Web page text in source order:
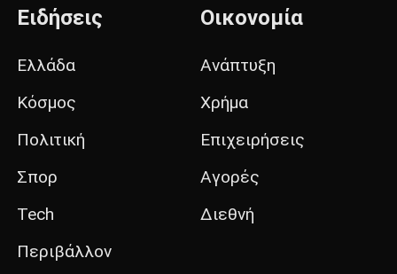
Ειδήσεις
Ελλάδα
Κόσμος
Πολιτική
Σπορ
Tech
Περιβάλλον
Οικονομία
Ανάπτυξη
Χρήμα
Επιχειρήσεις
Αγορές
Διεθνή